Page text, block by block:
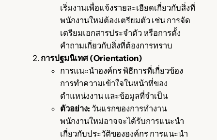
เริ่มงานเพื่อแจ้งรายละเอียดเกี่ยวกับสิ่งที่
พนักงานใหม่ต้องเตรียมตัว เช่น การจัด
เตรียมเอกสารประจำตัว หรือการตั้ง
คำถามเกี่ยวกับสิ่งที่ต้องการทราบ
การปฐมนิเทศ (Orientation)
การแนะนำองค์กร พิธีการที่เกี่ยวข้อง
การทำความเข้าใจในหน้าที่ของ
ตำแหน่งงาน และข้อมูลที่จำเป็น
ตัวอย่าง: วันแรกของการทำงาน
พนักงานใหม่อาจจะได้รับการแนะนำ
เกี่ยวกับประวัติขององค์กร การแนะนำ